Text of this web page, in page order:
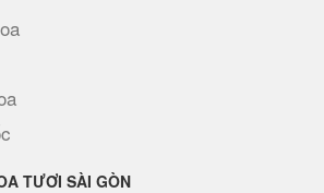
TƯƠI SÀI GÒN